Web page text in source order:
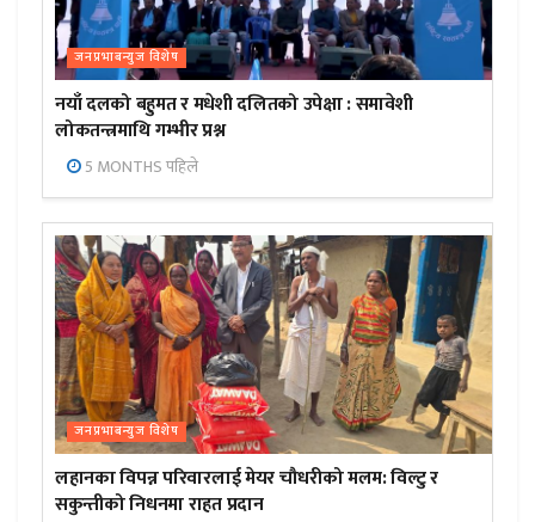
जनप्रभाबन्युज विशेष
नयाँ दलको बहुमत र मधेशी दलितको उपेक्षा : समावेशी
लोकतन्त्रमाथि गम्भीर प्रश्न
5 MONTHS पहिले
जनप्रभाबन्युज विशेष
लहानका विपन्न परिवारलाई मेयर चौधरीको मलम: विल्टु र
सकुन्तीको निधनमा राहत प्रदान